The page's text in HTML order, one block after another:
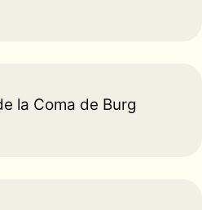
la Coma de Burg